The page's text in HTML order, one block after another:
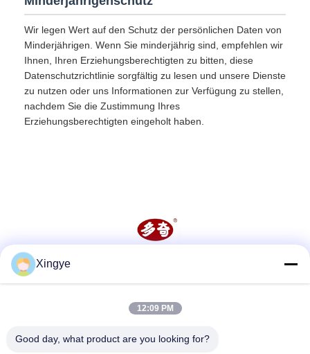
Wir legen Wert auf den Schutz der persönlichen Daten von
Minderjährigen. Wenn Sie minderjährig sind, empfehlen wir
Ihnen, Ihren Erziehungsberechtigten zu bitten, diese
Datenschutzrichtlinie sorgfältig zu lesen und unsere Dienste
zu nutzen oder uns Informationen zur Verfügung zu stellen,
nachdem Sie die Zustimmung Ihres
Erziehungsberechtigten eingeholt haben.
Xingye
12:09 PM
Good day, what product are you looking for?